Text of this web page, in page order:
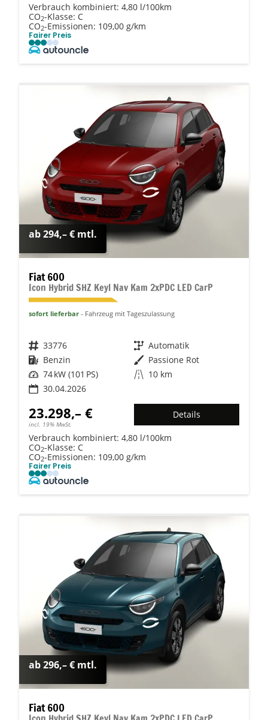
Verbrauch kombiniert: 4,80 l/100km
CO2-Klasse: C
CO2-Emissionen: 109,00 g/km
Fairer Preis
ab 294,– € mtl.
Fiat 600
Icon Hybrid SHZ Keyl Nav Kam 2xPDC LED CarP
sofort lieferbar Fahrzeug mit Tageszulassung
Fahrzeugnr. 33776 Getriebe Automatik
Kraftstoff Benzin Außenfarbe Passione Rot
Leistung 74 kW (101 PS) Kilometerstand 10 km
30.04.2026
23.298,– €
incl. 19% MwSt.
Details
Verbrauch kombiniert: 4,80 l/100km
CO2-Klasse: C
CO2-Emissionen: 109,00 g/km
Fairer Preis
ab 296,– € mtl.
Fiat 600